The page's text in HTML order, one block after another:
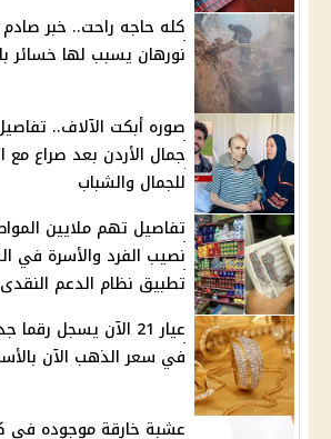
كله حاجه راحت.. خبر صادم
نورهان يسبب لها خسائر
صوره أبكت الآلاف..
جمال الأردن بعد صراع مع
للجمال والشباب
تفاصيل تهم ملايين
نصيب الفرد والأسرة في
تطبيق نظام الدعم النقدى
عيار 21 الآن يسجل
في سعر الذهب الآن
عشبة خارقة موجوده فى